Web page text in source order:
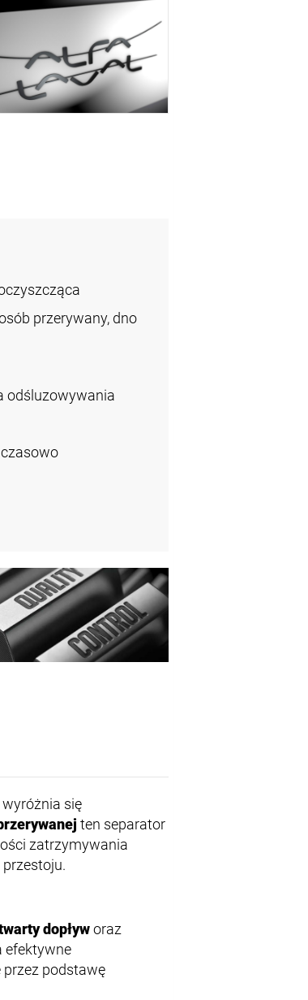
przerywany, dno
odśluzowywania
się
ten separator
zatrzymywania
dopływoraz
efektywne
przez podstawę